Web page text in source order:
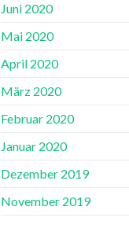
Juni 2020
Mai 2020
April 2020
März 2020
Februar 2020
Januar 2020
Dezember 2019
November 2019